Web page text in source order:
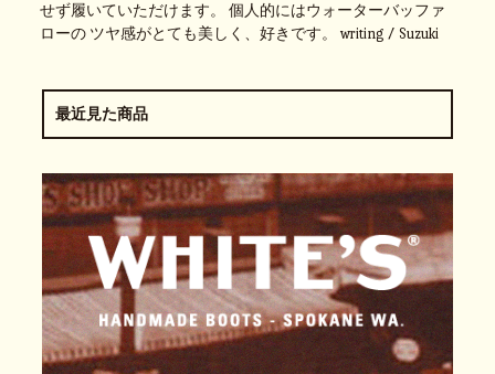
せず履いていただけます。 個人的にはウォーターバッファ
ローの ツヤ感がとても美しく、好きです。 writing / Suzuki
最近見た商品